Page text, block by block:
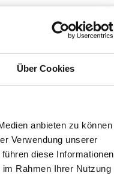
Über Cookies
anbieten zu können
Verwendung unserer
diese Informationen
Rahmen Ihrer Nutzung